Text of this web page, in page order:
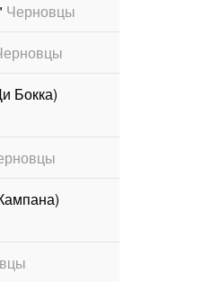
Черновцы
Бокка)